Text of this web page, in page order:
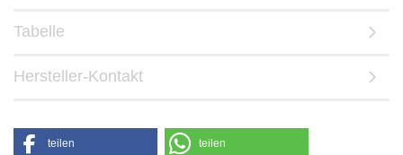
Tabelle
Hersteller-Kontakt
teilen teilen